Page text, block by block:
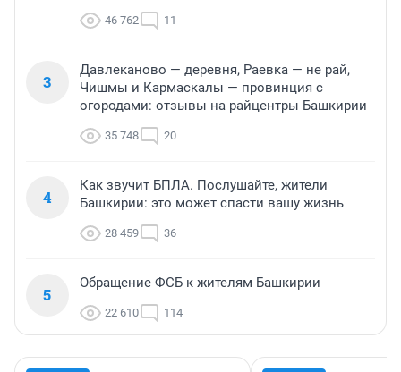
46 762 11
3
Давлеканово — деревня, Раевка — не рай,
Чишмы и Кармаскалы — провинция с
огородами: отзывы на райцентры Башкирии
35 748 20
4
Как звучит БПЛА. Послушайте, жители
Башкирии: это может спасти вашу жизнь
28 459 36
5
Обращение ФСБ к жителям Башкирии
22 610 114